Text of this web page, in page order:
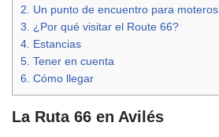
2. Un punto de encuentro para moteros
3. ¿Por qué visitar el Route 66?
4. Estancias
5. Tener en cuenta
6. Cómo llegar
La Ruta 66 en Avilés